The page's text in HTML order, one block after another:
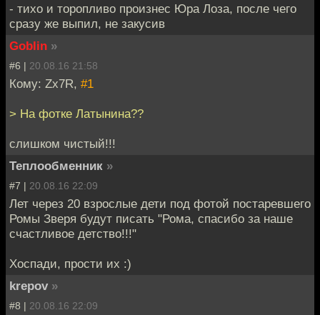
- тихо и торопливо произнес Юра Лоза, после чего
сразу же выпил, не закусив
Goblin »
#6 | 20.08.16 21:58
Кому: Zx7R, #1
> На фотке Латынина??
слишком чистый!!!
Теплообменник »
#7 | 20.08.16 22:09
Лет через 20 взрослые дети под фотой постаревшего
Ромы Зверя будут писать "Рома, спасибо за наше
счастливое детство!!!"
Хоспади, прости их :)
krepov »
#8 | 20.08.16 22:09